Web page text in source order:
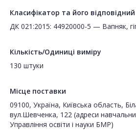
Класифікатор та його
ДК 021:2015: 44920000-5 — Вапняк,
Кількість/Одиниці виміру
130 штуки
Місце поставки
09100, Україна, Київська область,
вул.Шевченка, 122 (адреси
Управління освіти і науки БМР)